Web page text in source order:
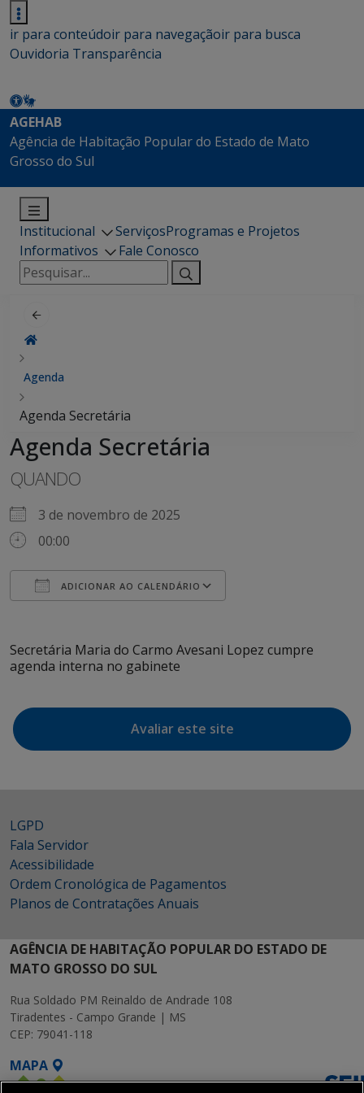
ir para conteúdoir para navegaçãoir para busca
Ouvidoria Transparência
AGEHAB
Agência de Habitação Popular do Estado de Mato
Grosso do Sul
Institucional ServiçosProgramas e Projetos
Informativos
Fale Conosco
Pesquisar
por:
Agenda
Agenda Secretária
Agenda Secretária
QUANDO
3 de novembro de 2025
00:00
ADICIONAR AO CALENDÁRIO
Secretária Maria do Carmo Avesani Lopez cumpre
agenda interna no gabinete
Avaliar este site
LGPD
Fala Servidor
Acessibilidade
Ordem Cronológica de Pagamentos
Planos de Contratações Anuais
AGÊNCIA DE HABITAÇÃO POPULAR DO ESTADO DE
MATO GROSSO DO SUL
Rua Soldado PM Reinaldo de Andrade 108
Tiradentes - Campo Grande | MS
CEP: 79041-118
MAPA